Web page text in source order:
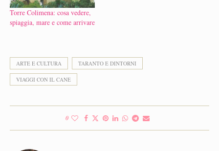
Torre Colimena: cosa vedere,
spiaggia, mare e come arrivare
ARTE E CULTURA TARANTO E DINTORNI
VIAGGI CON IL CANE
0